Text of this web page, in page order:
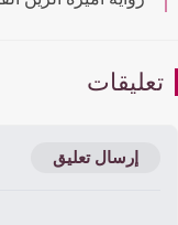
إرسال تعليق